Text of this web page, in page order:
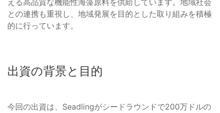
える高品質な機能性海藻原料を供給しています。地域社会
との連携も重視し、地域発展を目的とした取り組みを積極
的に行っています。
出資の背景と目的
今回の出資は、Seadlingがシードラウンドで200万ドルの